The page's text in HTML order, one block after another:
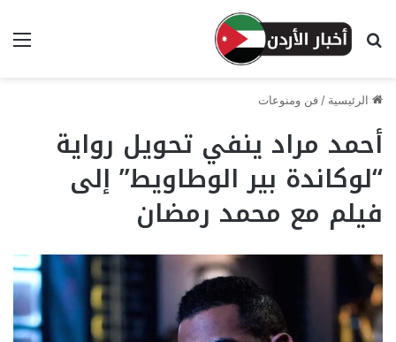
بحث عن
الرئيسية / فن ومنوعات
أحمد مراد ينفي تحويل رواية
“لوكاندة بير الوطاويط” إلى
فيلم مع محمد رمضان